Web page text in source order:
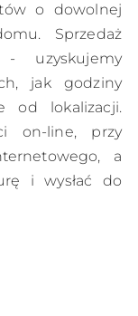
o dowolnej
Sprzedaż
uzyskujemy
jak godziny
od lokalizacji.
on-line, przy
a
i wysłać do